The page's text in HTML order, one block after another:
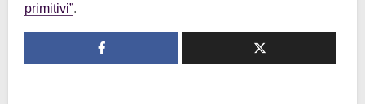
primitivi”.